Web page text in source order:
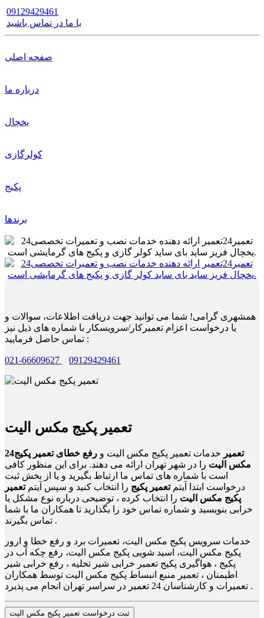
09129429461
با ما در تماس باشید
صفحه اصلی
درباره ما
یخچال
کولرگازی
پکیج
برندها
همشهری گرامی! شما می توانید جهت دریافت اطلاعات، سوالات و
یا درخواست اعزام تعمیرکار/سرویسکار با شماره های ذیل نیز
تماس حاصل فرمایید :
021-66609627 09129429461
تعمیر پکیج مکس الیت
24تعمیر خدمات تعمیر پکیج مکس الیت و رفع خطای تعمیر پکیج
مکس الیت را در شهر تهران ارائه می دهند. برای این منظور کافی
است با شماره های تماس ما ارتباط بگیرید و یا از بخش ثبت
درخواست ابتدا آیتمتعمیر پکیج را انتخاب کنید و سپس آیتمتعمیر
پکیج مکس الیت را انتخاب کرده ، توضیحی درباره نوع مشکل یا
خرابی بنویسید و شماره تماس خود را بگذارید تا همکاران ما با شما
تماس بگیرند .
خدمات سرویس پکیج مکس الیت، تعمیرات برد و رفع خطا و ارور
پکیج مکس الیت، اسید شویی پکیج مکس الیت، رفع چکه آب در
پکیج ، هواگیری پکیج تعمیر خرابی شیر تخلیه ، رفع خرابی شیر
اطیمنان ، تعمیر منبع انبساط پکیج مکس الیت توسط همکاران
تعمیرات و کارشناسان 24 تعمیر در سراسر تهران انجام می پذیرد .
ثبت درخواست تعمیر پکیج مکس الیت